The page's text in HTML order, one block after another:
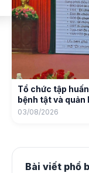
Tổ chức tập
bệnh tật và quản
03/08/2026
Bài viết phổ